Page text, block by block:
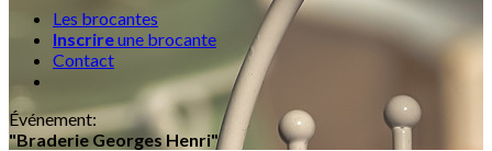
Les brocantes
Inscrireune brocante
Contact
Événement:
"Braderie Georges Henri"